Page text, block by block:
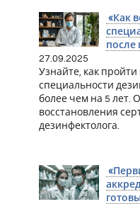
«Как
после
27.09.2025
Узнайте, как
специальности
более чем на 5 лет.
восстановления
дезинфектолога.